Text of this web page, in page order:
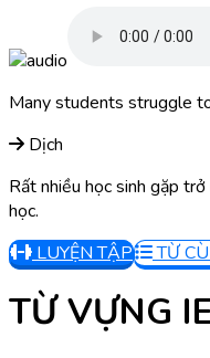
Many students struggle
Dịch
Rất nhiều học sinh gặp
học.
LUYỆN TẬP
TỪ
TỪ VỰNG